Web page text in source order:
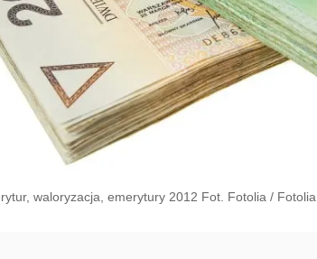
waloryzacja, emerytury 2012 Fot. Fotolia / Fotolia